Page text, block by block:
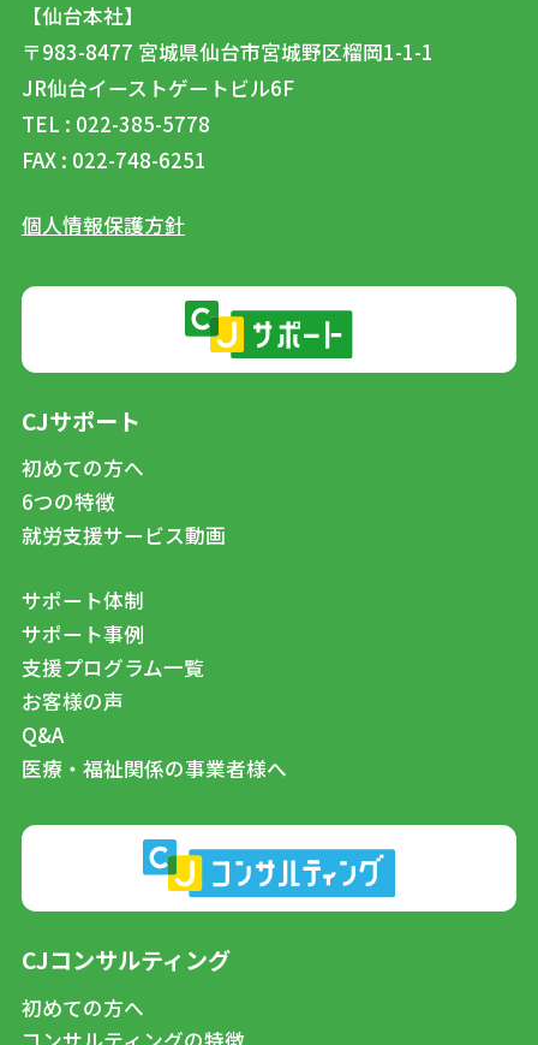
【仙台本社】
〒983-8477 宮城県仙台市宮城野区榴岡1-1-1
JR仙台イーストゲートビル6F
TEL : 022-385-5778
FAX : 022-748-6251
個人情報保護方針
CJサポート
初めての方へ
6つの特徴
就労支援サービス動画
サポート体制
サポート事例
支援プログラム一覧
お客様の声
Q&A
医療・福祉関係の事業者様へ
CJコンサルティング
初めての方へ